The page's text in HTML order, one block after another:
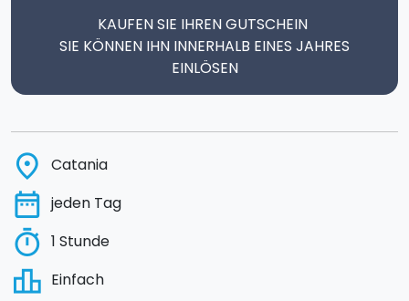
KAUFEN SIE IHREN GUTSCHEIN
SIE KÖNNEN IHN INNERHALB EINES JAHRES
EINLÖSEN
place Catania
date_range jeden Tag
timer 1 Stunde
leaderboard Einfach